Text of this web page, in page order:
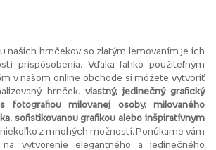
našich hrnčekov so zlatým lemovaním je ich
prispôsobenia. Vďaka ľahko použiteľným
v našom online obchode si môžete vytvoriť
hrnček. vlastný, jedinečný grafický
s fotografiou milovanej osoby, milovaného
sofistikovanou grafikou alebo inšpiratívnym
z mnohých možností. Ponúkame vám
vytvorenie elegantného a jedinečného